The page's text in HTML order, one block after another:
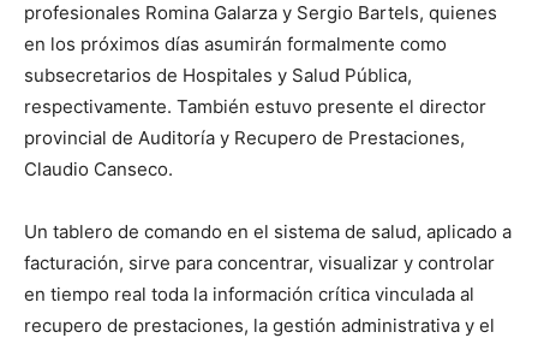
profesionales Romina Galarza y Sergio Bartels, quienes
en los próximos días asumirán formalmente como
subsecretarios de Hospitales y Salud Pública,
respectivamente. También estuvo presente el director
provincial de Auditoría y Recupero de Prestaciones,
Claudio Canseco.
Un tablero de comando en el sistema de salud, aplicado a
facturación, sirve para concentrar, visualizar y controlar
en tiempo real toda la información crítica vinculada al
recupero de prestaciones, la gestión administrativa y el